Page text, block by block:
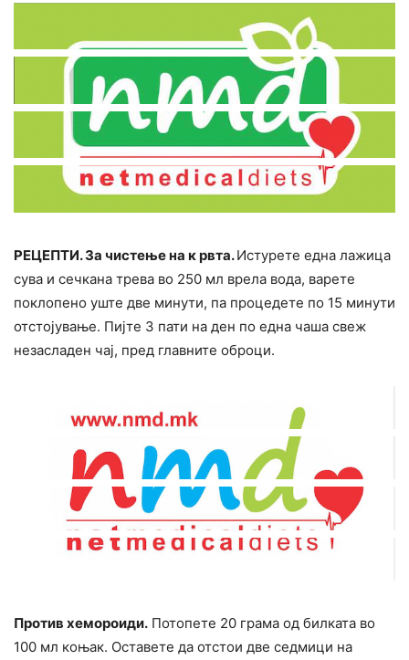
РЕЦЕПТИ. За чистење на к рвта.Истурете една лажица
сува и сечкана трева во 250 мл врела вода, варете
поклопено уште две минути, па процедете по 15 минути
отстојување. Пијте 3 пати на ден по една чаша свеж
незасладен чај, пред главните оброци.
Против хемороиди. Потопете 20 грама од билката во
100 мл коњак. Оставете да отстои две седмици на